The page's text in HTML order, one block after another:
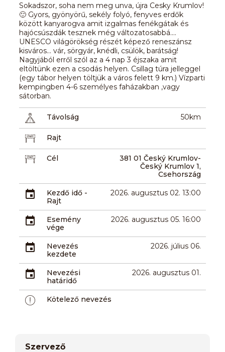
Sokadszor, soha nem meg unva, újra Cesky Krumlov!
🙂 Gyors, gyönyörű, sekély folyó, fenyves erdők
között kanyarogva amit izgalmas fenékgátak és
hajócsúszdák tesznek még változatosabbá....
UNESCO világörökség részét képező reneszánsz
kisváros... vár, sörgyár, knédli, csülök, barátság!
Nagyjából erről szól az a 4 nap 3 éjszaka amit
eltöltünk ezen a csodás helyen. Csillag túra jelleggel
(egy tábor helyen töltjük a város felett 9 km.) Vízparti
kempingben 4-6 személyes faházakban ,vagy
sátorban.
Távolság 50km
Rajt
Cél
381 01 Český Krumlov-
Český Krumlov 1,
Csehország
Kezdő idő -
Rajt
2026. augusztus 02. 13:00
Esemény
vége
2026. augusztus 05. 16:00
Nevezés
kezdete
2026. július 06.
Nevezési
határidő
2026. augusztus 01.
Kötelező nevezés
Szervező